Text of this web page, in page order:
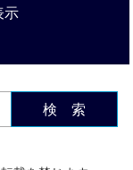
示
検 索